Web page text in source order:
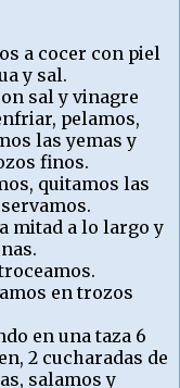
a cocer con piel
y sal.
sal y vinagre
pelamos,
las yemas y
finos.
quitamos las
mitad a lo largo y
en trozos
en una taza 6
2 cucharadas de
salamos y